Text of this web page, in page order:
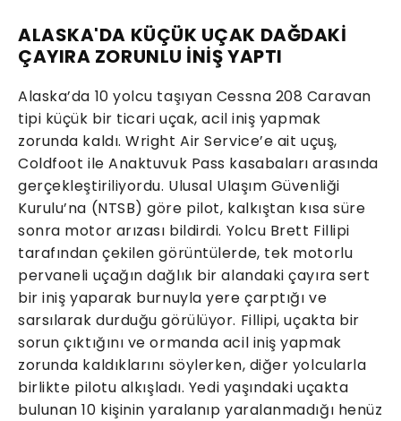
ALASKA'DA KÜÇÜK UÇAK DAĞDAKİ
ÇAYIRA ZORUNLU İNİŞ YAPTI
Alaska’da 10 yolcu taşıyan Cessna 208 Caravan
tipi küçük bir ticari uçak, acil iniş yapmak
zorunda kaldı. Wright Air Service’e ait uçuş,
Coldfoot ile Anaktuvuk Pass kasabaları arasında
gerçekleştiriliyordu. Ulusal Ulaşım Güvenliği
Kurulu’na (NTSB) göre pilot, kalkıştan kısa süre
sonra motor arızası bildirdi. Yolcu Brett Fillipi
tarafından çekilen görüntülerde, tek motorlu
pervaneli uçağın dağlık bir alandaki çayıra sert
bir iniş yaparak burnuyla yere çarptığı ve
sarsılarak durduğu görülüyor. Fillipi, uçakta bir
sorun çıktığını ve ormanda acil iniş yapmak
zorunda kaldıklarını söylerken, diğer yolcularla
birlikte pilotu alkışladı. Yedi yaşındaki uçakta
bulunan 10 kişinin yaralanıp yaralanmadığı henüz